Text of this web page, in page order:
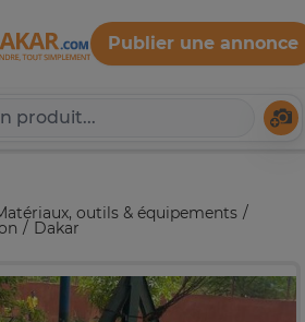
Dakar
Publier une annonce
outils & équipements
Dakar